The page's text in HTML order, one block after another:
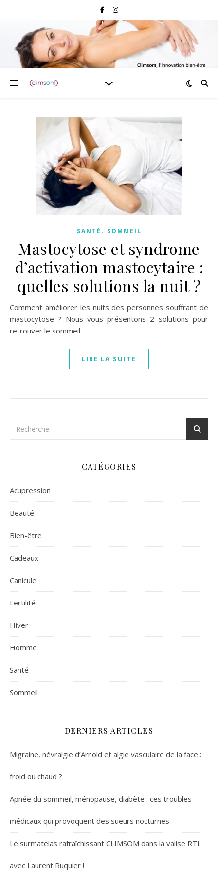
SANTÉ , SOMMEIL
Mastocytose et syndrome
d’activation mastocytaire :
quelles solutions la nuit ?
Comment améliorer les nuits des personnes souffrant de
mastocytose ? Nous vous présentons 2 solutions pour
retrouver le sommeil.
LIRE LA SUITE
CATÉGORIES
Acupression
Beauté
Bien-être
Cadeaux
Canicule
Fertilité
Hiver
Homme
Santé
Sommeil
DERNIERS ARTICLES
Migraine, névralgie d’Arnold et algie vasculaire de la face :
froid ou chaud ?
Apnée du sommeil, ménopause, diabète : ces troubles
médicaux qui provoquent des sueurs nocturnes
Le surmatelas rafraîchissant CLIMSOM dans la valise RTL
avec Laurent Ruquier !